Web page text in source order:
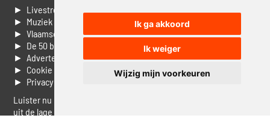
Ik ga akkoord
Ik weiger
Wijzig mijn voorkeuren
► Livestream informatie
► Muziek opzoeken
► Vlaamse 100 Aller tijden
► De 50 beste van...
► Adverteren op Jouwradio
► Cookie voorkeuren wijzigen
► Privacyinformatie
Luister nu naar Jouwradio! De beste Nederlandstalige muziek
uit de lage landen hoor je hier al 20 jaar. In digitale kwaliteit op je